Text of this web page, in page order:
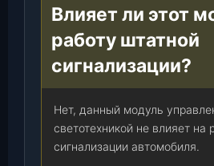
Влияет ли этот
работу штатной
сигнализации?
Нет, данный модуль
светотехникой не влияет на
сигнализации автомобиля.